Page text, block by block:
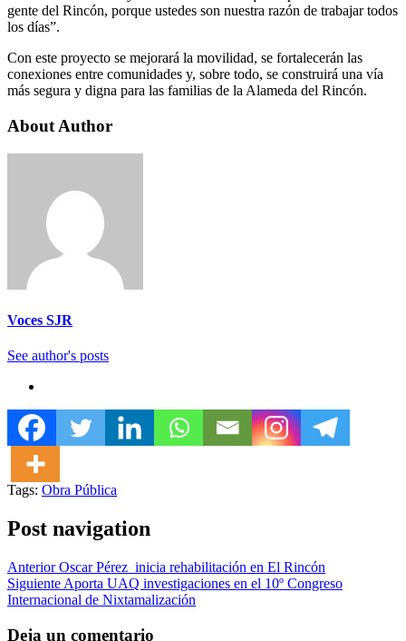
gente del Rincón, porque ustedes son nuestra razón de trabajar todos
los días”.
Con este proyecto se mejorará la movilidad, se fortalecerán las
conexiones entre comunidades y, sobre todo, se construirá una vía
más segura y digna para las familias de la Alameda del Rincón.
About Author
Voces SJR
See author's posts
Tags: Obra Pública
Post navigation
AnteriorOscar Pérez inicia rehabilitación en El Rincón
Siguiente Aporta UAQ investigaciones en el 10º Congreso
Internacional de Nixtamalización
Deja un comentario